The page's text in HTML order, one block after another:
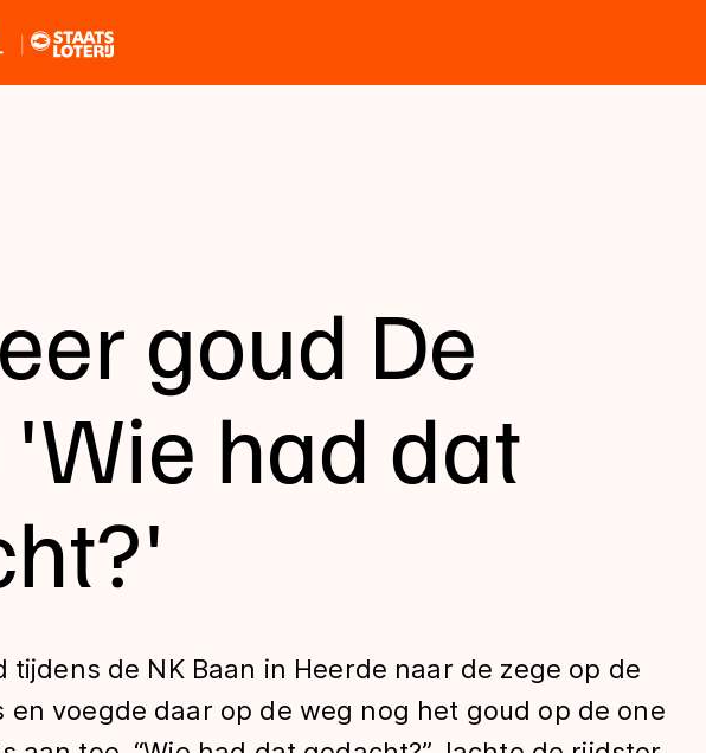
goud De
had dat
tijdens de NK Baan in Heerde naar de zege op de
voegde daar op de weg nog het goud op de one